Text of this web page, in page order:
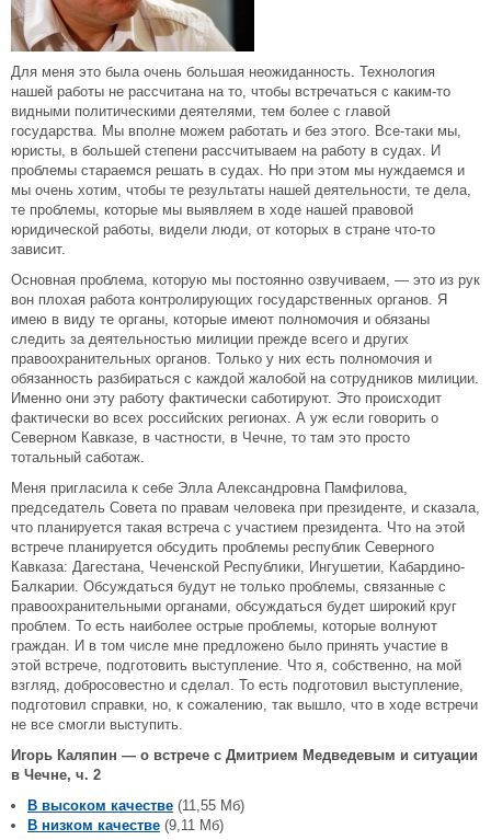
Для меня это была очень большая неожиданность. Технология
нашей работы не рассчитана на то, чтобы встречаться с каким-то
видными политическими деятелями, тем более с главой
государства. Мы вполне можем работать и без этого. Все-таки мы,
юристы, в большей степени рассчитываем на работу в судах. И
проблемы стараемся решать в судах. Но при этом мы нуждаемся и
мы очень хотим, чтобы те результаты нашей деятельности, те дела,
те проблемы, которые мы выявляем в ходе нашей правовой
юридической работы, видели люди, от которых в стране что-то
зависит.
Основная проблема, которую мы постоянно озвучиваем, — это из рук
вон плохая работа контролирующих государственных органов. Я
имею в виду те органы, которые имеют полномочия и обязаны
следить за деятельностью милиции прежде всего и других
правоохранительных органов. Только у них есть полномочия и
обязанность разбираться с каждой жалобой на сотрудников милиции.
Именно они эту работу фактически саботируют. Это происходит
фактически во всех российских регионах. А уж если говорить о
Северном Кавказе, в частности, в Чечне, то там это просто
тотальный саботаж.
Меня пригласила к себе Элла Александровна Памфилова,
председатель Совета по правам человека при президенте, и сказала,
что планируется такая встреча с участием президента. Что на этой
встрече планируется обсудить проблемы республик Северного
Кавказа: Дагестана, Чеченской Республики, Ингушетии, Кабардино-
Балкарии. Обсуждаться будут не только проблемы, связанные с
правоохранительными органами, обсуждаться будет широкий круг
проблем. То есть наиболее острые проблемы, которые волнуют
граждан. И в том числе мне предложено было принять участие в
этой встрече, подготовить выступление. Что я, собственно, на мой
взгляд, добросовестно и сделал. То есть подготовил выступление,
подготовил справки, но, к сожалению, так вышло, что в ходе встречи
не все смогли выступить.
Игорь Каляпин — о встрече с Дмитрием Медведевым и ситуации
в Чечне, ч. 2
В высоком качестве (11,55 Мб)
В низком качестве (9,11 Мб)